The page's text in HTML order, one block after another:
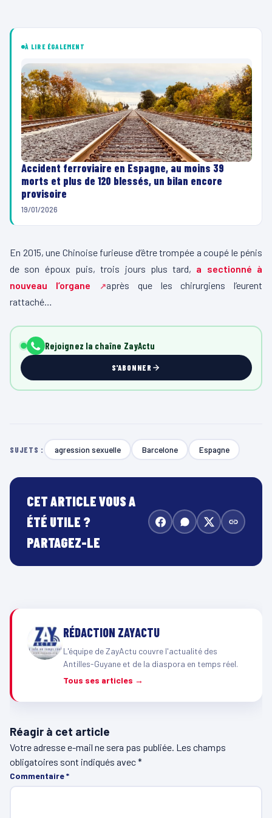
À LIRE ÉGALEMENT
Accident ferroviaire en Espagne, au moins 39
morts et plus de 120 blessés, un bilan encore
provisoire
19/01/2026
En 2015, une Chinoise furieuse d’être trompée a coupé le pénis
de son époux puis, trois jours plus tard, a sectionné à
nouveau l’organe
après que les chirurgiens l’eurent
rattaché…
Rejoignez la chaîne ZayActu
S'ABONNER
SUJETS : agression sexuelle Barcelone Espagne
CET ARTICLE VOUS A
ÉTÉ UTILE ?
PARTAGEZ-LE
RÉDACTION ZAYACTU
L'équipe de ZayActu couvre l'actualité des
Antilles-Guyane et de la diaspora en temps réel.
Tous ses articles →
Réagir à cet article
Votre adresse e-mail ne sera pas publiée. Les champs
obligatoires sont indiqués avec*
Commentaire*